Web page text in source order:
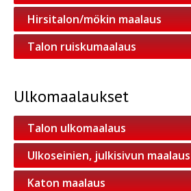
Hirsitalon/mökin maalaus
Talon ruiskumaalaus
Ulkomaalaukset
Talon ulkomaalaus
Ulkoseinien, julkisivun maalaus
Katon maalaus